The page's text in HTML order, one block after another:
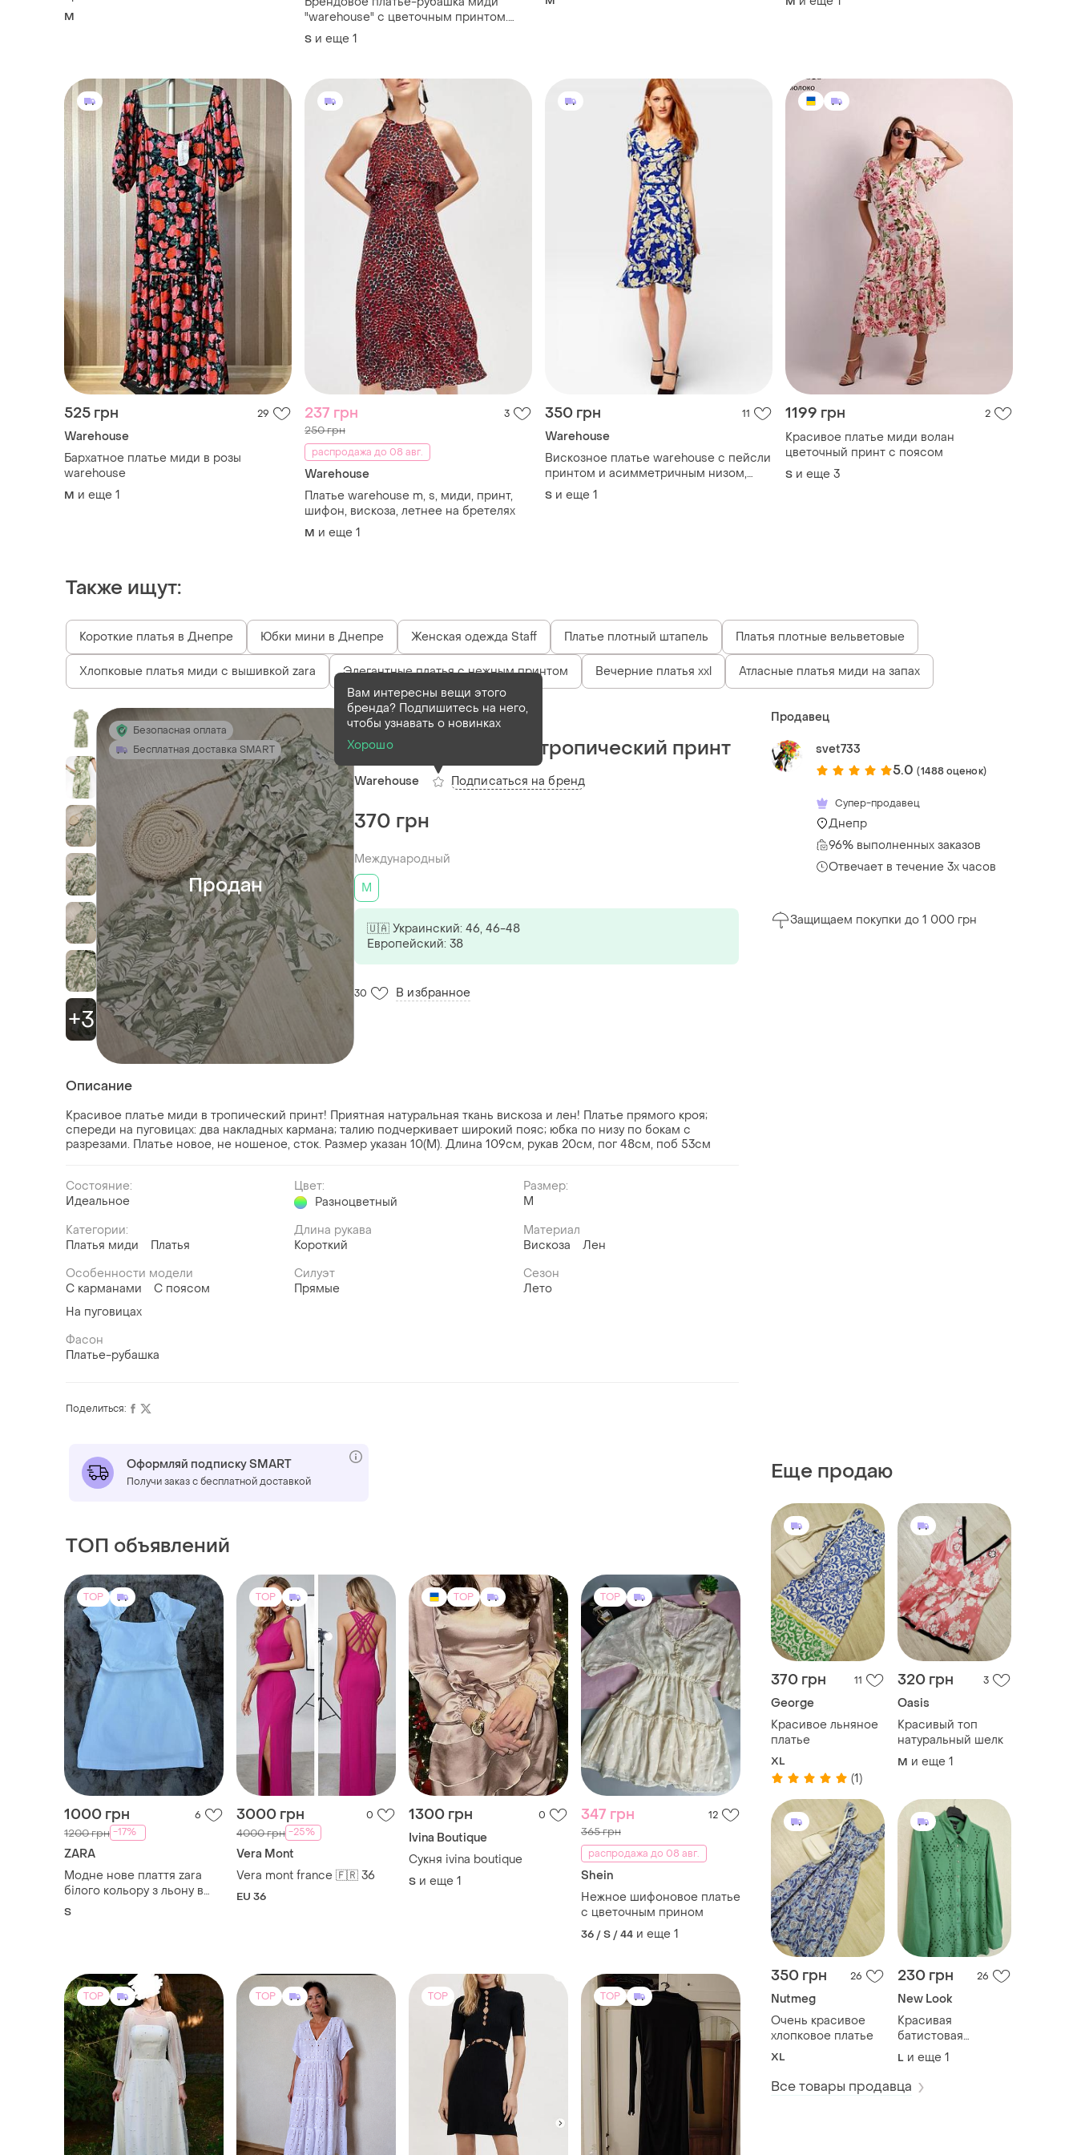
M
"warehouse" с цветочным принтом.
размер uk10.
S и еще 1
525 грн 29
Warehouse
Бархатное платье миди в розы
warehouse
M и еще 1
237 грн 3
250 грн
распродажа до 08 авг.
Warehouse
Платье warehouse m, s, миди, принт,
шифон, вискоза, летнее на бретелях
M и еще 1
350 грн 11
Warehouse
Вискозное платье warehouse с пейсли
принтом и асимметричным низом,
размер s-m
S и еще 1
1199 грн 2
Красивое платье миди волан
цветочный принт с поясом
S и еще 3
Также ищут:
Короткие платья в Днепре Юбки мини в Днепре Женская одежда Staff Платье плотный штапель Платья плотные вельветовые
Хлопковые платья миди с вышивкой zara Элегантные платья с нежным принтом Вечерние платья xxl Атласные платья миди на запах
+3
Безопасная оплата
Бесплатная доставка SMART
Продан
Продан
Красивое платье в тропический принт
Warehouse
Вам интересны вещи этого
бренда? Подпишитесь на него,
чтобы узнавать о новинках
Хорошо
Подписаться на бренд
370 грн
Международный
M
🇺🇦 Украинский: 46, 46-48
Европейский: 38
30 В избранное
Описание
Красивое платье миди в тропический принт! Приятная натуральная ткань вискоза и лен! Платье прямого кроя;
спереди на пуговицах: два накладных кармана; талию подчеркивает широкий пояс; юбка по низу по бокам с
разрезами. Платье новое, не ношеное, сток. Размер указан 10(М). Длина 109см, рукав 20см, пог 48см, поб 53см
Состояние:
Идеальное
Цвет:
Разноцветный
Размер:
M
Категории:
Платья миди
Платья
Длина рукава
Короткий
Материал
Вискоза
Лен
Особенности модели
С карманами
С поясом
На пуговицах
Силуэт
Прямые
Сезон
Лето
Фасон
Платье-рубашка
Продавец
svet733
5.0 (1488 оценок)
Супер-продавец
Днепр
96% выполненных заказов
Отвечает в течение 3х часов
Защищаем покупки до 1 000 грн
Еще продаю
370 грн 11
George
Красивое льняное
платье
XL
(1)
320 грн 3
Oasis
Красивый топ
натуральный шелк
M и еще 1
350 грн 26
Nutmeg
Очень красивое
хлопковое платье
XL
230 грн 26
New Look
Красивая
батистовая
рубашка прошва
L и еще 1
Все товары продавца
Поделиться:
Оформляй подписку SMART
Получи заказ с бесплатной доставкой
ТОП объявлений
TOP
1000 грн 6
1200 грн -17%
ZARA
Модне нове плаття zara
білого кольору з льону в
розмірі s
S
TOP
3000 грн 0
4000 грн -25%
Vera Mont
Vera mont france 🇫🇷 36
EU 36
TOP
1300 грн 0
Ivina Boutique
Сукня ivina boutique
S и еще 1
TOP
347 грн 12
365 грн
распродажа до 08 авг.
Shein
Нежное шифоновое платье
с цветочным прином
36 / S / 44 и еще 1
TOP TOP TOP TOP